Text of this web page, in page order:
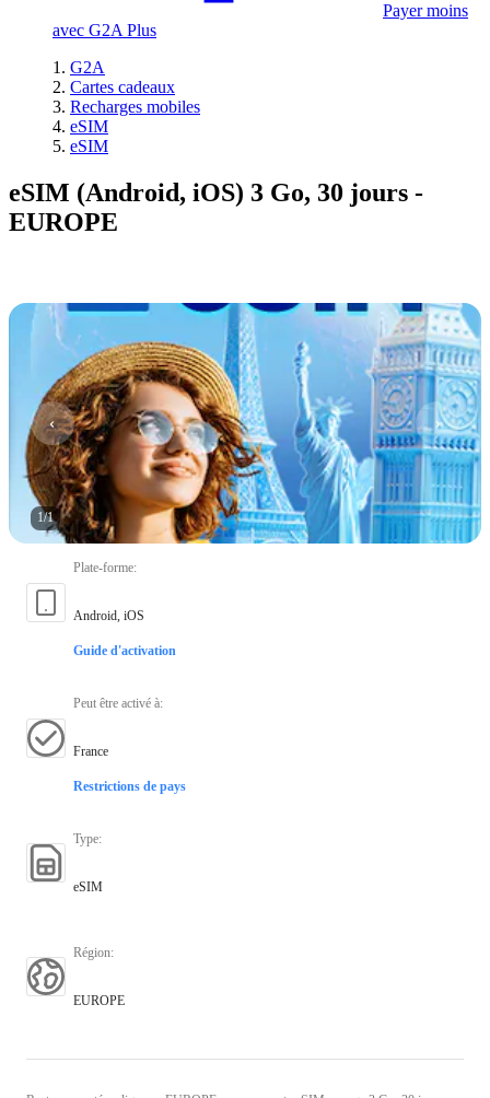
Payer moins
avec G2A Plus
G2A
Cartes cadeaux
Recharges mobiles
eSIM
eSIM
eSIM (Android, iOS) 3 Go, 30 jours -
EUROPE
1/1
Plate-forme:
Android, iOS
Guide d'activation
Peut être activé à:
France
Restrictions de pays
Type:
eSIM
Région:
EUROPE